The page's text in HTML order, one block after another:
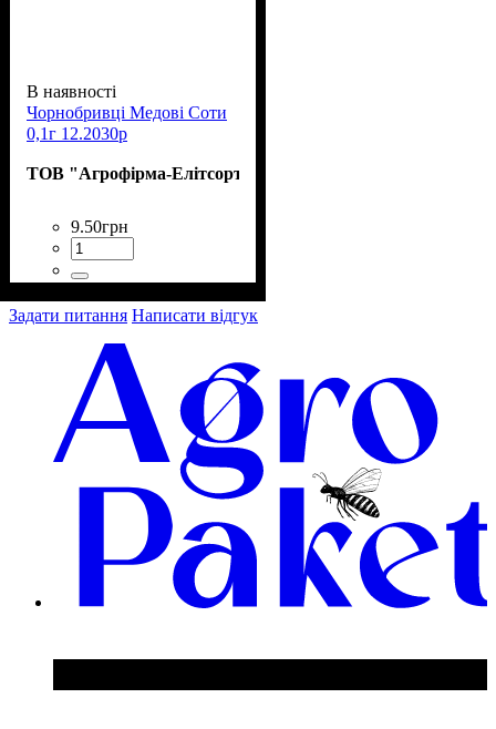
В наявності
Чорнобривці Медові Соти
0,1г 12.2030р
ТОВ "Агрофірма-Елітсортнасіння"
9.50грн
Задати питання Написати відгук